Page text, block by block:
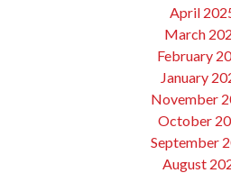
April
March
February
January
November
October
September
August